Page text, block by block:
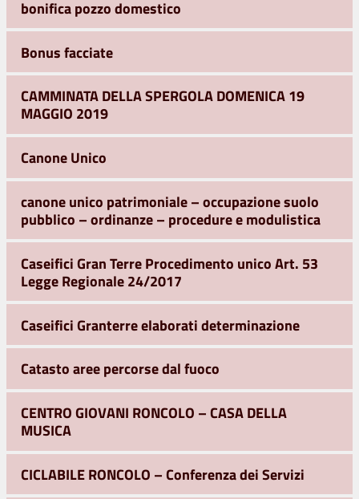
bonifica pozzo domestico
Bonus facciate
CAMMINATA DELLA SPERGOLA DOMENICA 19
MAGGIO 2019
Canone Unico
canone unico patrimoniale – occupazione suolo
pubblico – ordinanze – procedure e modulistica
Caseifici Gran Terre Procedimento unico Art. 53
Legge Regionale 24/2017
Caseifici Granterre elaborati determinazione
Catasto aree percorse dal fuoco
CENTRO GIOVANI RONCOLO – CASA DELLA
MUSICA
CICLABILE RONCOLO – Conferenza dei Servizi